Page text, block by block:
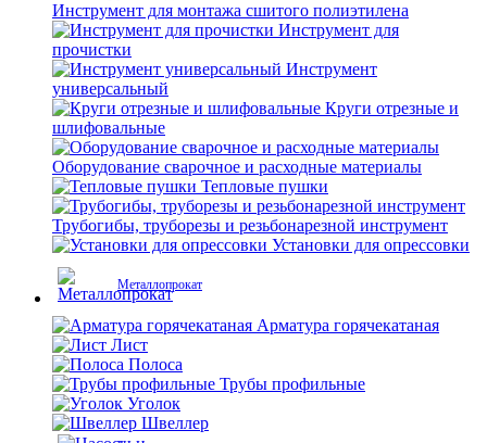
Инструмент для монтажа сшитого полиэтилена
Инструмент для
прочистки
Инструмент
универсальный
Круги отрезные и
шлифовальные
Оборудование сварочное и расходные материалы
Тепловые пушки
Трубогибы, труборезы и резьбонарезной инструмент
Установки для опрессовки
Металлопрокат
Арматура горячекатаная
Лист
Полоса
Трубы профильные
Уголок
Швеллер